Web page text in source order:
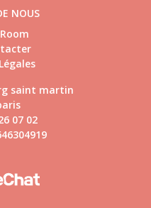
NOUS
saint martin
07 02